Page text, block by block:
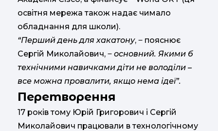
освітня мережа також надає чимало
обладнання для школи).
“Перший день для хакатону, ‒ пояснює
Сергій Миколайович, ‒ основний. Якими б
технічними навичками діти не володіли –
все можна провалити, якщо нема ідеї”.
Перетворення
17 років тому Юрій Григорович і Сергій
Миколайович працювали в технологічному